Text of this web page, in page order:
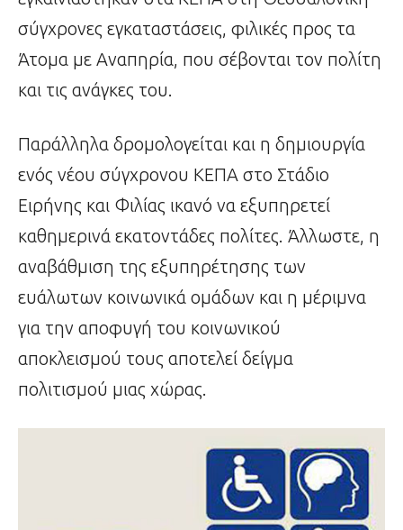
σύγχρονες εγκαταστάσεις, φιλικές προς τα
Άτομα με Αναπηρία, που σέβονται τον πολίτη
και τις ανάγκες του.
Παράλληλα δρομολογείται και η δημιουργία
ενός νέου σύγχρονου ΚΕΠΑ στο Στάδιο
Ειρήνης και Φιλίας ικανό να εξυπηρετεί
καθημερινά εκατοντάδες πολίτες. Άλλωστε, η
αναβάθμιση της εξυπηρέτησης των
ευάλωτων κοινωνικά ομάδων και η μέριμνα
για την αποφυγή του κοινωνικού
αποκλεισμού τους αποτελεί δείγμα
πολιτισμού μιας χώρας.